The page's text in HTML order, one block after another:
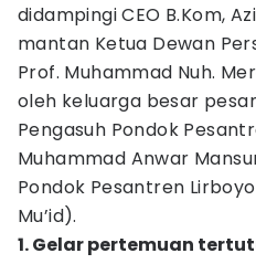
didampingi CEO B.Kom,
mantan Ketua Dewan
Prof. Muhammad Nuh.
oleh keluarga besar
Pengasuh Pondok
Muhammad Anwar
Pondok Pesantren Lirboyo
Mu’id).
1. Gelar pertemuan